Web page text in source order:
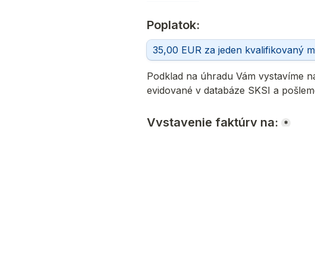
Poplatok:
35,00 EUR za jeden kvalifikovaný
Podklad na úhradu Vám vystavíme
evidované v databáze SKSI a
Vystavenie faktúry na: *